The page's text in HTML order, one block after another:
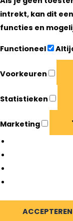
intrekt, kan dit
functies en
Functioneel
Voorkeuren
Statistieken
Marketing
ACCEPTEREN